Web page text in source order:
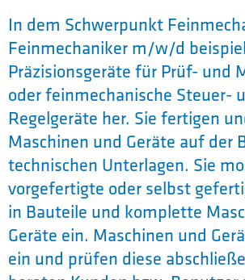
In dem Schwerpunkt
Feinmechaniker m/w/d
Präzisionsgeräte für Prüf- und
oder feinmechanische Steuer-
Regelgeräte her. Sie fertigen
Maschinen und Geräte auf der
technischen Unterlagen. Sie
vorgefertigte oder selbst
in Bauteile und komplette
Geräte ein. Maschinen und
ein und prüfen diese